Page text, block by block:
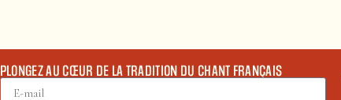
PLONGEZ AU CŒUR DE LA TRADITION DU CHANT FRANÇAIS